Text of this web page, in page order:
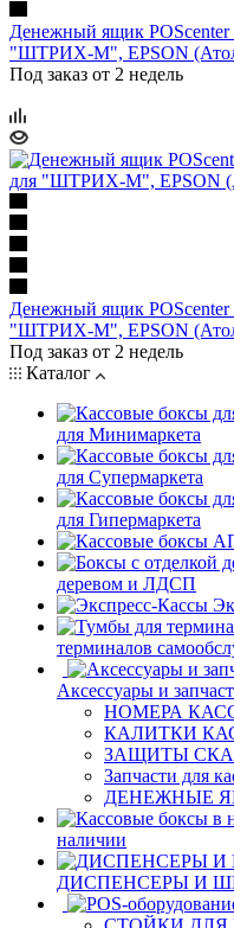
Денежный ящик POScenter
"ШТРИХ-М", EPSON
Под заказ от 2 недель
Денежный ящик POScenter
"ШТРИХ-М", EPSON
Под заказ от 2 недель
Каталог
для Минимаркета
для Супермаркета
для Гипермаркета
деревом и ЛДСП
терминалов
Аксессуары и
НОМЕРА
КАЛИТКИ
ЗАЩИТЫ
Запчасти для
ДЕНЕЖНЫЕ
наличии
ДИСПЕНСЕРЫ И